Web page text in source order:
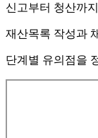
신고부터 청산까
재산목록 작성과
단계별 유의점을